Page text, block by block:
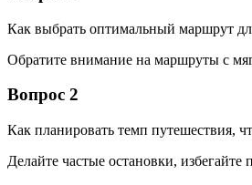
Как выбрать оптимальный маршрут
Обратите внимание на маршруты с
Вопрос 2
Как планировать темп путешествия,
Делайте частые остановки,